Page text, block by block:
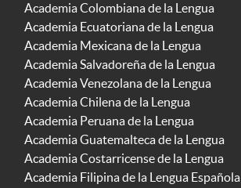
Academia Colombiana de la Lengua
Academia Ecuatoriana de la Lengua
Academia Mexicana de la Lengua
Academia Salvadoreña de la Lengua
Academia Venezolana de la Lengua
Academia Chilena de la Lengua
Academia Peruana de la Lengua
Academia Guatemalteca de la Lengua
Academia Costarricense de la Lengua
Academia Filipina de la Lengua Española